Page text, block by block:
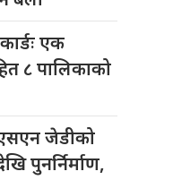
एक
८ पालिकाको
एसएन जेडीको
पुनर्निर्माण,